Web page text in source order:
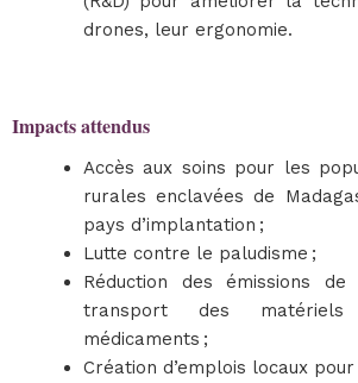
drones, leur ergonomie.
Impacts attendus
Accès aux soins pour les
rurales enclavées de
pays d’implantation ;
Lutte contre le paludisme ;
Réduction des émissions
transport des
médicaments ;
Création d’emplois locaux